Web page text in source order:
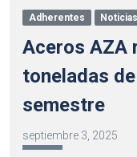
Adherentes Noticias
Aceros AZA
toneladas
semestre
septiembre 3, 2025